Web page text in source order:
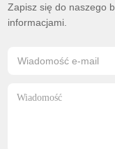
Zapisz się do naszego
informacjami.